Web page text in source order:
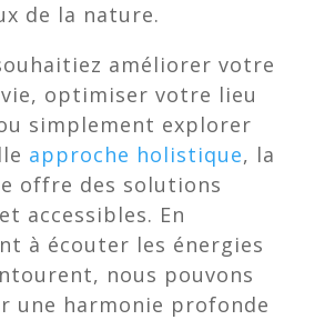
de la nature.
améliorer votre
optimiser votre lieu
simplement explorer
approche holistique, la
offre des solutions
accessibles. En
à écouter les énergies
nous pouvons
une harmonie profonde